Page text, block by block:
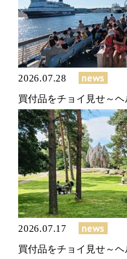
2026.07.28 news
買付品をチョイ見せ～ヘ
2026.07.17 news
買付品をチョイ見せ～ヘ